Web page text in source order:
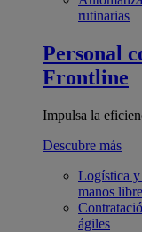
rutinarias
Personal
Frontline
Impulsa la
Descubre más
Logística y
manos
ágiles